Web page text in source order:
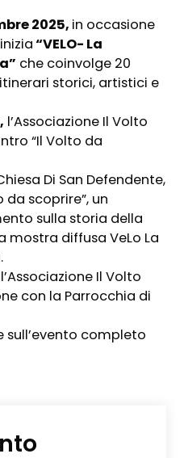
2025, in occasione
“VELO- La
che coinvolge 20
storici, artistici e
l’Associazione Il Volto
“Il Volto da
Di San Defendente,
da scoprire”, un
sulla storia della
mostra diffusa VeLo La
Il Volto
con la Parrocchia di
sull’evento completo